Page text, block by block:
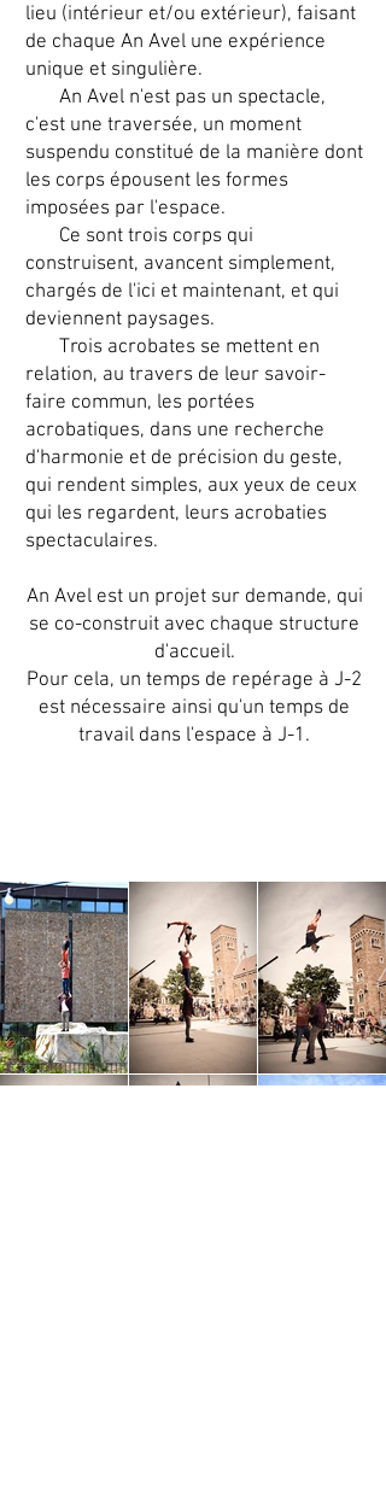
lieu (intérieur et/ou extérieur), faisant
de chaque An Avel une expérience
unique et singulière.
An Avel n'est pas un spectacle,
c'est une traversée, un moment
suspendu constitué de la manière dont
les corps épousent les formes
imposées par l'espace.
Ce sont trois corps qui
construisent, avancent simplement,
chargés de l'ici et maintenant, et qui
deviennent paysages.
Trois acrobates se mettent en
relation, au travers de leur savoir-
faire commun, les portées
acrobatiques, dans une recherche
d'harmonie et de précision du geste,
qui rendent simples, aux yeux de ceux
qui les regardent, leurs acrobaties
spectaculaires.
An Avel est un projet sur demande, qui
se co-construit avec chaque structure
d'accueil.
Pour cela, un temps de repérage à J-2
est nécessaire ainsi qu'un temps de
travail dans l'espace à J-1.